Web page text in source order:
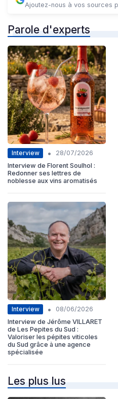
Ajoutez-nous à vos sources
Parole d'experts
Interview •
28/07/2026
Interview de Florent Soulhol :
Redonner ses lettres de
noblesse aux vins aromatisés
Interview •
08/06/2026
Interview de Jérôme VILLARET
de Les Pepites du Sud :
Valoriser les pépites viticoles
du Sud grâce à une agence
spécialisée
Les plus lus